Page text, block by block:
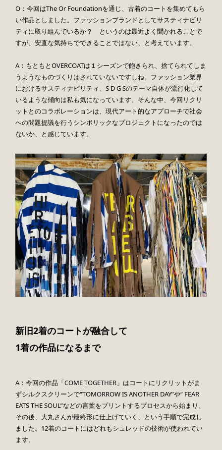
O：今回はThe Or Foundationを通じ、古着のコートを集めてもら
い作品としました。ファッションブランドとしてサスティナビリ
ティに取り組んでいるか？ というのは最近よく聞かれることで
すが、安直な気持ちでできることではない、と考えています。
A：もともとOVERCOATは１シーズンで飽きられ、捨てられてしま
うようなものづくりはされていないですしね。ファッション業界
におけるサスティナビリティ、S D G Sのテーマ自体が流行化して
いるような傾向は私も気になっています。そんな中、今回リクリ
ットとのコラボレーションは、現代アート的なアプローチで社会
への問題提議を行うシンボリックなプロジェクトになったのでは
ないか、と感じています。
新旧2着のコートが融合して
1着の作品になるまで
A：今回の作品「COME TOGETHER」はコートにリクリットがま
ずシルクスクリーンで“TOMORROW IS ANOTHER DAY”や“ FEAR
EATS THE SOUL”などの言葉をプリントするプロセスから始まり、
その後、大丸さんが最終形に仕上げていく、という手順で完成し
ました。12着のコートにはどれもシュレッドの技術が使われてい
ます。